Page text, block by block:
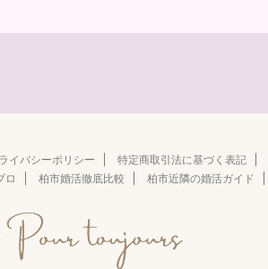
イバシーポリシー 特定商取引法に基づく表記
ロ 柏市婚活徹底比較 柏市近隣の婚活ガイド